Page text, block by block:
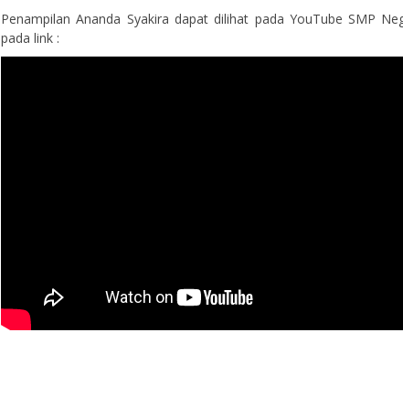
Penampilan Ananda Syakira dapat dilihat pada YouTube SMP
pada link :